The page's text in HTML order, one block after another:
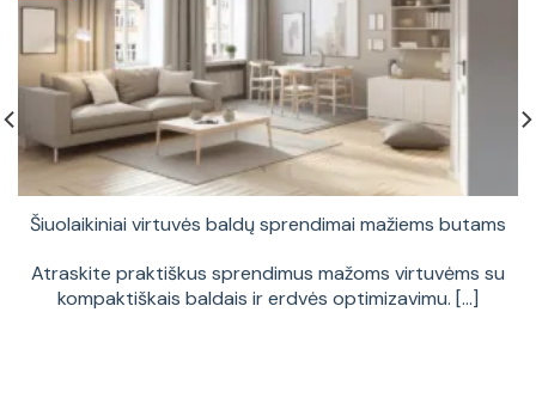
Šiuolaikiniai virtuvės baldų sprendimai mažiems butams
Atraskite praktiškus sprendimus mažoms virtuvėms su
kompaktiškais baldais ir erdvės optimizavimu. [...]